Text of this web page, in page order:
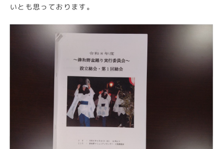
いとも思っております。